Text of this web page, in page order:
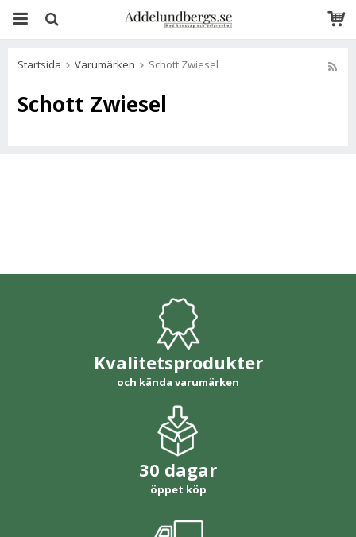
Startsida Varumärken Schott Zwiesel
Schott Zwiesel
Kvalitetsprodukter
och kända varumärken
30 dagar
öppet köp